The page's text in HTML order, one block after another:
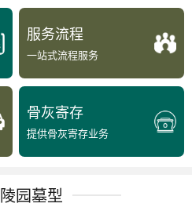
服务流程
一站式流程服务
骨灰寄存
提供骨灰寄存业务
园墓型